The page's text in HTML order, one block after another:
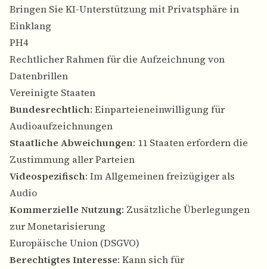
Bringen Sie KI-Unterstützung mit Privatsphäre in
Einklang
PH4
Rechtlicher Rahmen für die Aufzeichnung von
Datenbrillen
Vereinigte Staaten
Bundesrechtlich: Einparteieneinwilligung für
Audioaufzeichnungen
Staatliche Abweichungen: 11 Staaten erfordern die
Zustimmung aller Parteien
Videospezifisch: Im Allgemeinen freizügiger als
Audio
Kommerzielle Nutzung: Zusätzliche Überlegungen
zur Monetarisierung
Europäische Union (DSGVO)
Berechtigtes Interesse: Kann sich für